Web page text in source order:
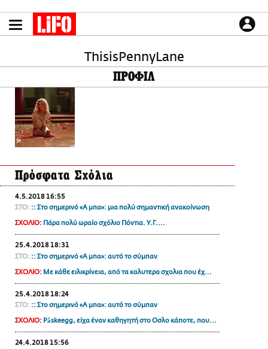
το
περιεχόμενο
LIFO SHOP
NEWSLETTER
ΜΙΚΡΟΠΡΑΓΜΑΤΑ
THE GOOD LIFO
LIFOLAND
CITY GUIDE
ΑΜΠΑ
PRINT
CULTURE
ΤΡΟΠΟΣ ΖΩΗΣ
PODCASTS
Plus
ThisisPennyLane
ΠΡΟΦΙΛ
Πρόσφατα Σχόλια
4.5.2018 16:55
ΣΤΟ: :: Στο σημερινό «Α μπα»: μια πολύ σημαντική ανακοίνωση
ΣΧΟΛΙΟ: Πάρα πολύ ωραίο σχόλιο Πόντια. Υ.Γ....
25.4.2018 18:31
ΣΤΟ: :: Στο σημερινό «Α μπα»: αυτό το σύμπαν
ΣΧΟΛΙΟ: Με κάθε ειλικρίνεια, από τα καλυτερα σχολια που έχ...
25.4.2018 18:24
ΣΤΟ: :: Στο σημερινό «Α μπα»: αυτό το σύμπαν
ΣΧΟΛΙΟ: Påskeegg, είχα έναν καθηγητή στο Οσλο κάποτε, που...
24.4.2018 15:56